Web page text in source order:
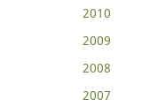
2010
2009
2008
2007